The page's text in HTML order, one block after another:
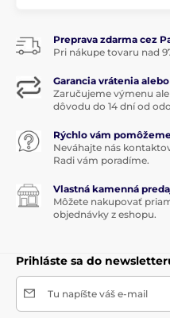
Preprava zdarma cez
Pri nákupe tovaru nad
Garancia vrátenia
Zaručujeme výmenu
dôvodu do 14 dní od
Rýchlo vám
Neváhajte nás
Radi vám poradíme.
Vlastná kamenná
Môžete nakupovať
objednávky z eshopu.
Prihláste sa do
Tu napíšte váš e-mail